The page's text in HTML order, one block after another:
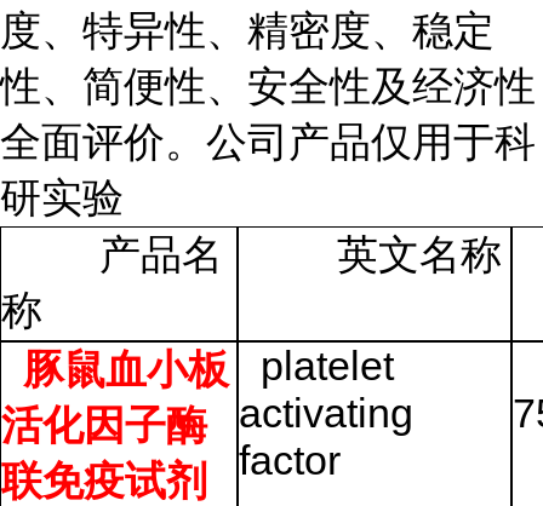
度、特异性、精密度、稳定
性、简便性、安全性及经济性
全面评价。公司产品仅用于科
研实验
产品名
称
英文名称
豚鼠血小板
活化因子酶
联免疫试剂
platelet
activating
factor